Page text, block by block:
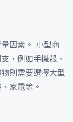
因素。 小型商
，例如手機殼、
則需要選擇大型
家電等。